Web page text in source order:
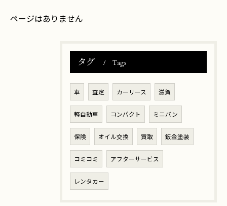
ページはありません
タグ Tags
車 査定 カーリース 滋賀
軽自動車 コンパクト ミニバン
保険 オイル交換 買取 鈑金塗装
コミコミ アフターサービス
レンタカー